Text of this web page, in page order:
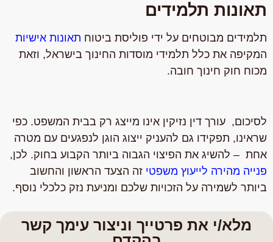
מלא/י את פרטייך וניצור עימך קשר
תאונות תלמידים
תלמידים מבוטחים על ידי פוליסת ביטוחתאונות אישיות
המקיפה את כלל תלמידי מוסדות החינוך בישראל, וזאת
מכוח חוק חינוך חובה.
לסיכום, עורך דין נזיקין אינו מייצג רק בבית המשפט. כפי
שראינו, תפקידו גם להעניק ייצוג הוגן לנפגעים עם מטרה
אחת – להשיג את הפיצוי הגבוה ביותר הקבוע בחוק.לכן,
פנייה מהירה לייעוץ משפטיזה הצעד הראשון והחשוב
ביותר לשמירה על הזכויות שלכם ומניעת נזק כלכלי נוסף.